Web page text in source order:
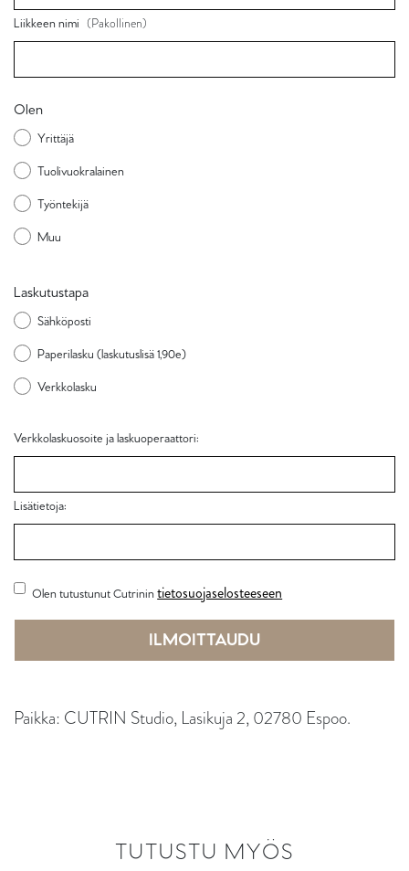
Liikkeen nimi (Pakollinen)
Olen
Yrittäjä
Tuolivuokralainen
Työntekijä
Muu
Laskutustapa
Sähköposti
Paperilasku (laskutuslisä 1,90e)
Verkkolasku
Verkkolaskuosoite ja laskuoperaattori:
Lisätietoja:
(Pakollinen)
Olen tutustunut Cutrinintietosuojaselosteeseen
Paikka: CUTRIN Studio, Lasikuja 2, 02780 Espoo.
TUTUSTU MYÖS